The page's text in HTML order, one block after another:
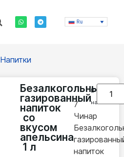
Ru
Напитки
Безалкогольный
газированный
напиток
со
вкусом
апельсина
1 л
7
Чинар
напиток
В
наличии